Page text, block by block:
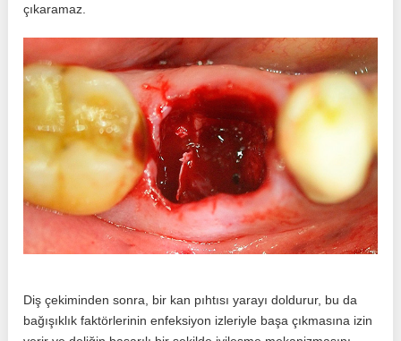
çıkaramaz.
Diş çekiminden sonra, bir kan pıhtısı yarayı doldurur, bu da
bağışıklık faktörlerinin enfeksiyon izleriyle başa çıkmasına izin